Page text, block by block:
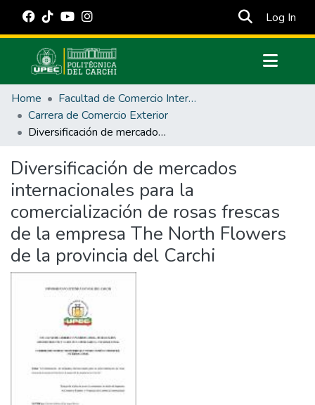
Log In
Communities & Collections
All of DSpace
Statistics
Estadísticas Externas
Manuales
Home
Facultad de Comercio Internacional, Integración, Administración y Economía Empresarial
Carrera de Comercio Exterior
Diversificación de mercados internacionales para la comercialización de rosas frescas de la empresa The North Flowers de la provincia del Carchi
Diversificación de mercados
internacionales para la
comercialización de rosas frescas
de la empresa The North Flowers
de la provincia del Carchi